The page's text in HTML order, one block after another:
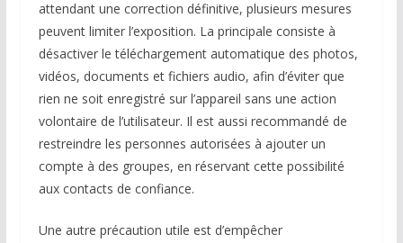
attendant une correction définitive, plusieurs mesures
peuvent limiter l’exposition. La principale consiste à
désactiver le téléchargement automatique des photos,
vidéos, documents et fichiers audio, afin d’éviter que
rien ne soit enregistré sur l’appareil sans une action
volontaire de l’utilisateur. Il est aussi recommandé de
restreindre les personnes autorisées à ajouter un
compte à des groupes, en réservant cette possibilité
aux contacts de confiance.
Une autre précaution utile est d’empêcher